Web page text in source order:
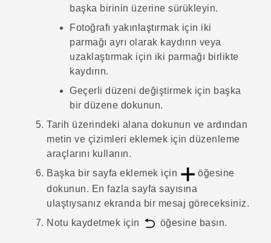
başka birinin üzerine sürükleyin.
Fotoğrafı yakınlaştırmak için iki
parmağı ayrı olarak kaydırın veya
uzaklaştırmak için iki parmağı birlikte
kaydırın.
Geçerli düzeni değiştirmek için başka
bir düzene dokunun.
Tarih üzerindeki alana dokunun ve ardından
metin ve çizimleri eklemek için düzenleme
araçlarını kullanın.
Başka bir sayfa eklemek için
öğesine
dokunun. En fazla sayfa sayısına
ulaştıysanız ekranda bir mesaj göreceksiniz.
Notu kaydetmek için
öğesine basın.